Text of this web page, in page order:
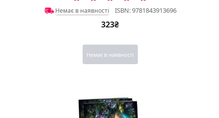
Немає в наявності ISBN: 9781843913696
323₴
Немає в наявності